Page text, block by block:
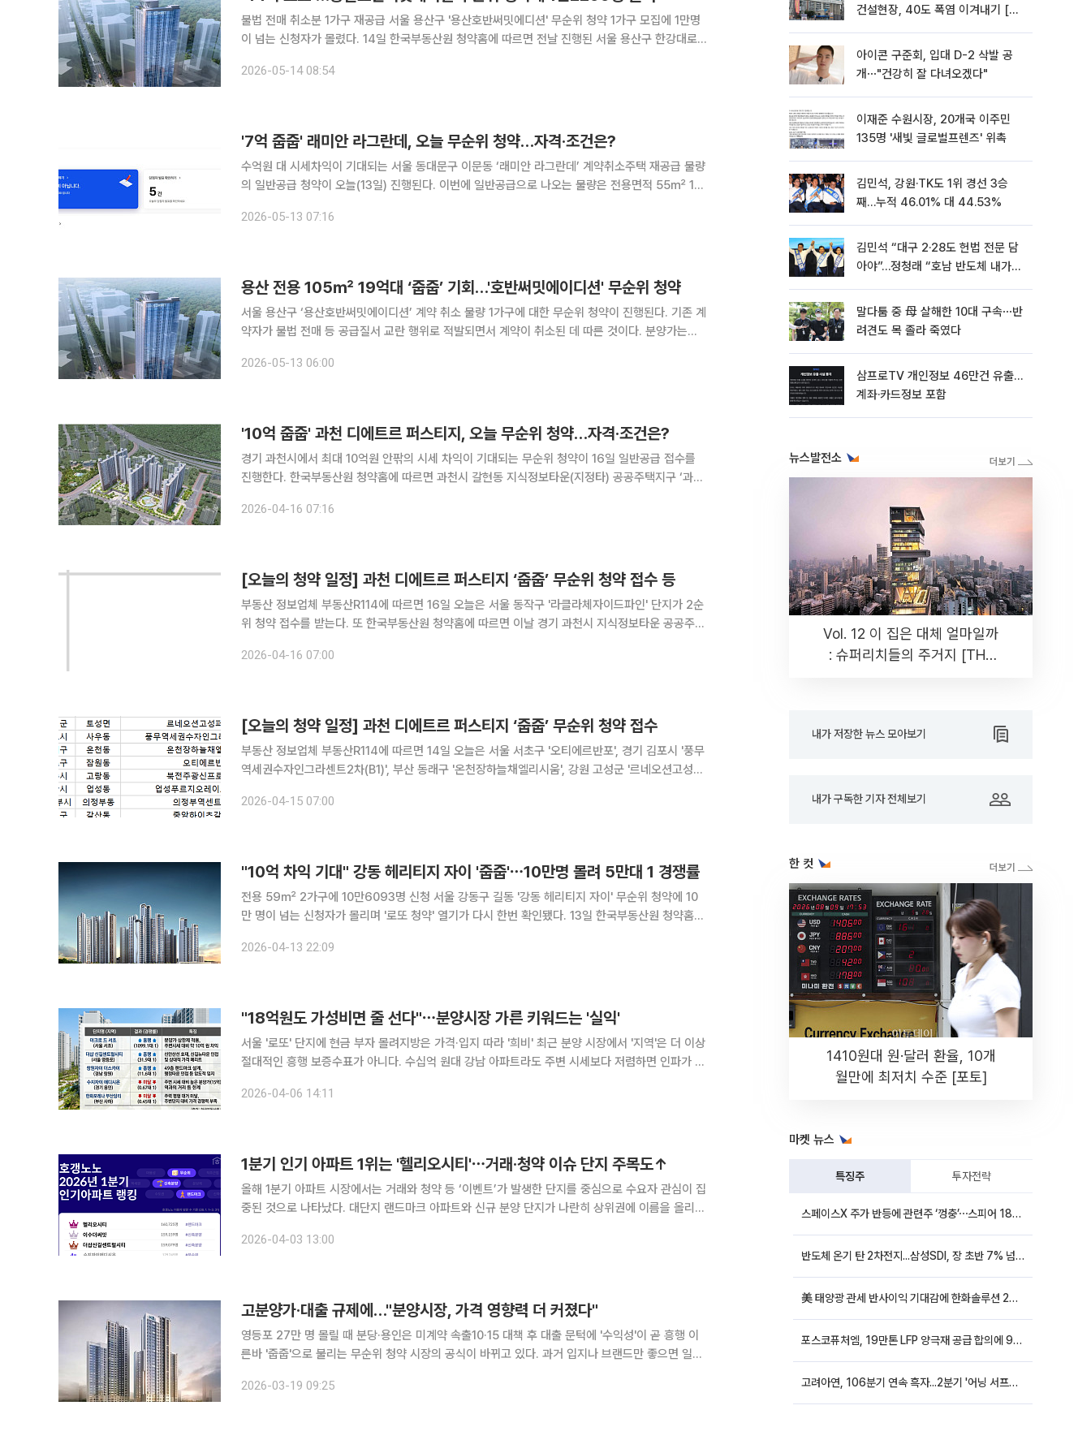
불법 전매 취소분 1가구 재공급 서울 용산구 '용산호반써밋에디션' 무순위 청약 1가구 모집에 1만명
이 넘는 신청자가 몰렸다. 14일 한국부동산원 청약홈에 따르면 전날 진행된 서울 용산구 한강대로
공급 물량은 기존 계약자가 불법 전매 등 공급질서 교란
2026-05-14 08:54
'7억 줍줍' 래미안 라그란데, 오늘 무순위 청약…자격·조건은?
수억원 대 시세차익이 기대되는 서울 동대문구 이문동 ‘래미안 라그란데’ 계약취소주택 재공급 물량
의 일반공급 청약이 오늘(13일) 진행된다. 이번에 일반공급으로 나오는 물량은 전용면적 55㎡ 1가
2026-05-13 07:16
용산 전용 105㎡ 19억대 ‘줍줍’ 기회…'호반써밋에이디션' 무순위 청약
서울 용산구 ‘용산호반써밋에이디션’ 계약 취소 물량 1가구에 대한 무순위 청약이 진행된다. 기존 계
약자가 불법 전매 등 공급질서 교란 행위로 적발되면서 계약이 취소된 데 따른 것이다. 분양가는
산원 청약홈에 따르면 서울 용산구 한강대로 일대 용산호반써밋에
2026-05-13 06:00
'10억 줍줍' 과천 디에트르 퍼스티지, 오늘 무순위 청약…자격·조건은?
경기 과천시에서 최대 10억원 안팎의 시세 차익이 기대되는 무순위 청약이 16일 일반공급 접수를
진행한다. 한국부동산원 청약홈에 따르면 과천시 갈현동 지식정보타운(지정타) 공공주택지구 ‘과천
위장전입 등 불법행위로 계약이 취소된 주택을 재공급하는 것으
2026-04-16 07:16
[오늘의 청약 일정] 과천 디에트르 퍼스티지 ‘줍줍’ 무순위 청약 접수 등
부동산 정보업체 부동산R114에 따르면 16일 오늘은 서울 동작구 '라클라체자이드파인' 단지가 2순
위 청약 접수를 받는다. 또 한국부동산원 청약홈에 따르면 이날 경기 과천시 지식정보타운 공공주택
진행한다. 무순위 청약은 일반분양 당첨자 계약 이후 계약 포기
2026-04-16 07:00
[오늘의 청약 일정] 과천 디에트르 퍼스티지 ‘줍줍’ 무순위 청약 접수
부동산 정보업체 부동산R114에 따르면 14일 오늘은 서울 서초구 '오티에르반포', 경기 김포시 '풍무
역세권수자인그라센트2차(B1)', 부산 동래구 '온천장하늘채엘리시움', 강원 고성군 '르네오션고성퍼
2026-04-15 07:00
"10억 차익 기대" 강동 헤리티지 자이 '줍줍'⋯10만명 몰려 5만대 1 경쟁률
전용 59㎡ 2가구에 10만6093명 신청 서울 강동구 길동 '강동 헤리티지 자이' 무순위 청약에 10
만 명이 넘는 신청자가 몰리며 '로또 청약' 열기가 다시 한번 확인됐다. 13일 한국부동산원 청약홈에
총 10만6093명이 신청해 평균 5만3046.5대
2026-04-13 22:09
"18억원도 가성비면 줄 선다"⋯분양시장 가른 키워드는 '실익'
서울 '로또' 단지에 현금 부자 몰려지방은 가격·입지 따라 '희비' 최근 분양 시장에서 '지역'은 더 이상
절대적인 흥행 보증수표가 아니다. 수십억 원대 강남 아파트라도 주변 시세보다 저렴하면 인파가 몰
2026-04-06 14:11
1분기 인기 아파트 1위는 '헬리오시티'⋯거래·청약 이슈 단지 주목도↑
올해 1분기 아파트 시장에서는 거래와 청약 등 ‘이벤트’가 발생한 단지를 중심으로 수요자 관심이 집
중된 것으로 나타났다. 대단지 랜드마크 아파트와 신규 분양 단지가 나란히 상위권에 이름을 올리며
합 정보 플랫폼 호갱노노에 따르면 올해 1분기 기준 가장 높은
2026-04-03 13:00
고분양가·대출 규제에…"분양시장, 가격 영향력 더 커졌다"
영등포 27만 명 몰릴 때 분당·용인은 미계약 속출10·15 대책 후 대출 문턱에 '수익성'이 곧 흥행 이
른바 '줍줍'으로 불리는 무순위 청약 시장의 공식이 바뀌고 있다. 과거 입지나 브랜드만 좋으면 일단
강력한 대출 규제까지 더해지면서 이제는 철저하게
2026-03-19 09:25
건설현장, 40도 폭염 이겨내기 [르
아이콘 구준회, 입대 D-2 삭발 공
개⋯"건강히 잘 다녀오겠다"
이재준 수원시장, 20개국 이주민
135명 '새빛 글로벌프렌즈' 위촉
김민석, 강원·TK도 1위 경선 3승
째…누적 46.01% 대 44.53%
김민석 “대구 2·28도 헌법 전문 담
아야”…정청래 “호남 반도체 내가
말다툼 중 母 살해한 10대 구속⋯반
려견도 목 졸라 죽였다
삼프로TV 개인정보 46만건 유출…
계좌·카드정보 포함
뉴스발전소
Vol. 12 이 집은 대체 얼마일까
: 슈퍼리치들의 주거지 [THE
내가 저장한 뉴스 모아보기
내가 구독한 기자 전체보기
한 컷
1410원대 원·달러 환율, 10개
월만에 최저치 수준 [포토]
마켓 뉴스
특징주 투자전략
스페이스X 주가 반등에 관련주 ‘껑충’⋯스피어 18%ㆍ에이치브이엠 12%↑
반도체 온기 탄 2차전지...삼성SDI, 장 초반 7% 넘게 껑충
美 태양광 관세 반사이익 기대감에 한화솔루션 20%대·OCI홀딩스 14%대 급등
포스코퓨처엠, 19만톤 LFP 양극재 공급 합의에 9%대 강세
고려아연, 106분기 연속 흑자...2분기 '어닝 서프라이즈'에 장 초반 12%대 강세